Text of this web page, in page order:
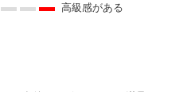
高級感がある